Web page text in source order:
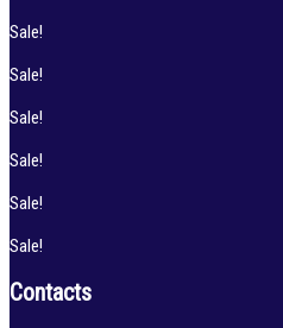
Sale!
Sale!
Sale!
Sale!
Sale!
Sale!
Contacts